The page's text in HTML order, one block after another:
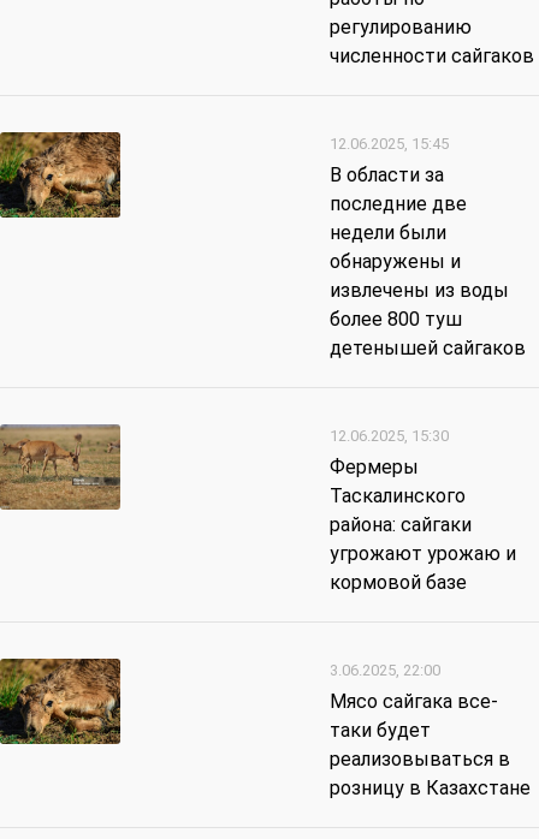
регулированию
численности сайгаков
12.06.2025, 15:45
В области за
последние две
недели были
обнаружены и
извлечены из воды
более 800 туш
детенышей сайгаков
12.06.2025, 15:30
Фермеры
Таскалинского
района: сайгаки
угрожают урожаю и
кормовой базе
3.06.2025, 22:00
Мясо сайгака все-
таки будет
реализовываться в
розницу в Казахстане